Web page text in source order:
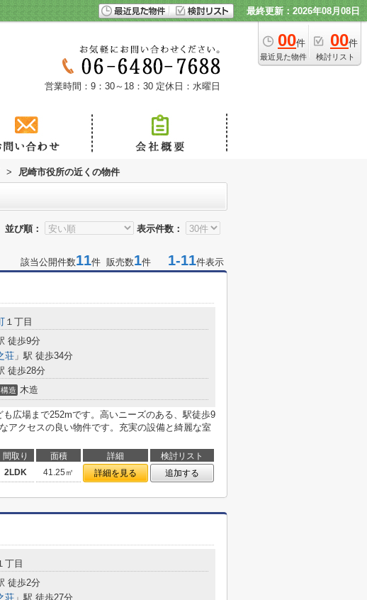
最終更新：2026年08月08日
00件
最近見た物件
00件
検討リスト
営業時間：9：30～18：30 定休日：水曜日
> 尼崎市役所の近くの物件
並び順： 表示件数：
該当公開件数11件 販売数1件 1-11件表示
１丁目
徒歩9分
荘 」駅 徒歩34分
徒歩28分
構造 木造
広場まで252mです。高いニーズのある、駅徒歩9
アクセスの良い物件です。充実の設備と綺麗な室
間取り 面積 詳細
検討リスト
2LDK 41.25㎡ 詳細を見る 追加する
丁目
徒歩2分
荘 」駅 徒歩27分